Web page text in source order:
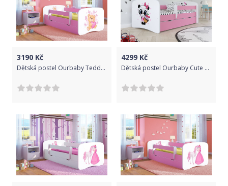
3190 Kč
Dětská postel Ourbaby Teddy Bear růžová 160x70 cm
4299 Kč
Dětská postel Ourbaby Cute Panda Rose 180x80 cm